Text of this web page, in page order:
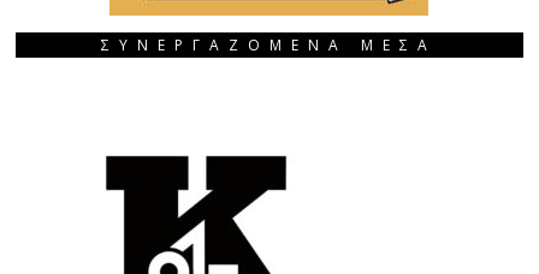
ΣΥΝΕΡΓΑΖΟΜΕΝΑ ΜΕΣΑ